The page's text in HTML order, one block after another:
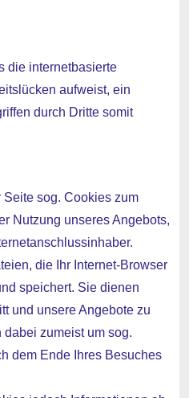
die internetbasierte
aufweist, ein
durch Dritte somit
sog. Cookies zum
Nutzung unseres Angebots,
die Ihr Internet-Browser
speichert. Sie dienen
und unsere Angebote zu
zumeist um sog.
dem Ende Ihres Besuches